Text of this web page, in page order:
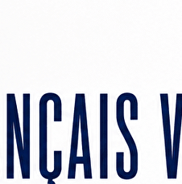
?>
Images de la page d'accueil
Cliquez pour éditer